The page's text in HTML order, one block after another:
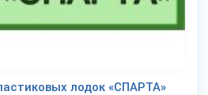
лодок «СПАРТА»